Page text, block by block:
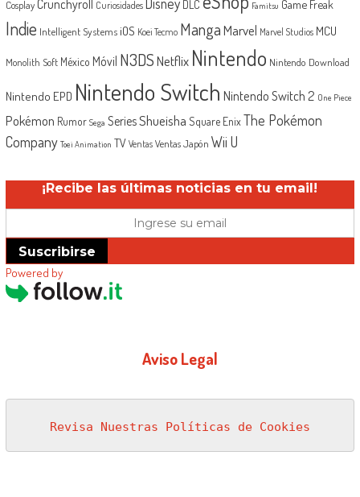
Cosplay Crunchyroll Curiosidades DLC Famitsu Game Freak
Indie Intelligent Systems iOS Koei Tecmo MangaMarvel Marvel Studios MCU
Monolith Soft México Móvil N3DSNetflix Nintendo Nintendo Download
Nintendo EPD Nintendo Switch Nintendo Switch 2 One Piece
Pokémon Rumor Sega SeriesShueisha Square EnixThe Pokémon
Company Toei Animation TV Ventas Ventas Japón Wii U
¡Recibe las últimas noticias en tu email!
Suscribirse
Powered by
Aviso Legal
Revisa Nuestras Políticas de Cookies